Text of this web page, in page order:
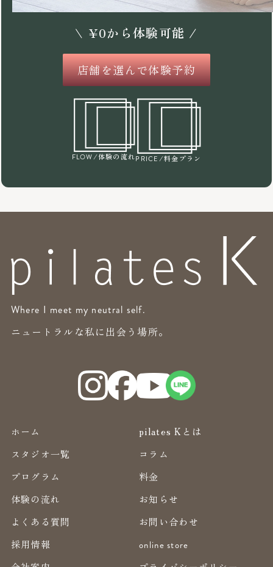
\ ¥0から体験可能 /
店舗を選んで体験予約
FLOW /体験の流れPRICE /料金プラン
Where I meet my neutral self.
ニュートラルな私に出会う場所。
ホーム
pilates Kとは
スタジオ一覧
コラム
プログラム
料金
体験の流れ
お知らせ
よくある質問
お問い合わせ
採用情報
online store